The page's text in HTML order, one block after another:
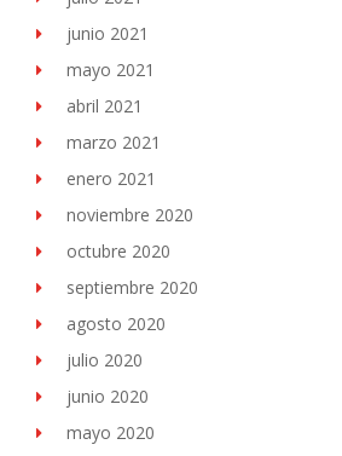
junio 2021
mayo 2021
abril 2021
marzo 2021
enero 2021
noviembre 2020
octubre 2020
septiembre 2020
agosto 2020
julio 2020
junio 2020
mayo 2020